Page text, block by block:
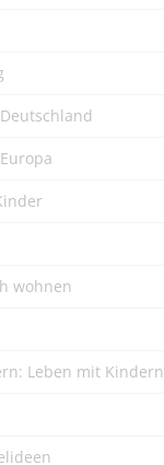
wohnen
Leben mit Kindern